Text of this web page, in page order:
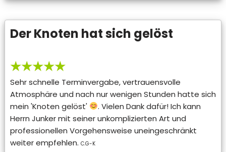
Der Knoten hat sich gelöst
★★★★★
Sehr schnelle Terminvergabe, vertrauensvolle
Atmosphäre und nach nur wenigen Stunden hatte sich
mein 'Knoten gelöst'
. Vielen Dank dafür! Ich kann
Herrn Junker mit seiner unkomplizierten Art und
professionellen Vorgehensweise uneingeschränkt
weiter empfehlen. C.G-K